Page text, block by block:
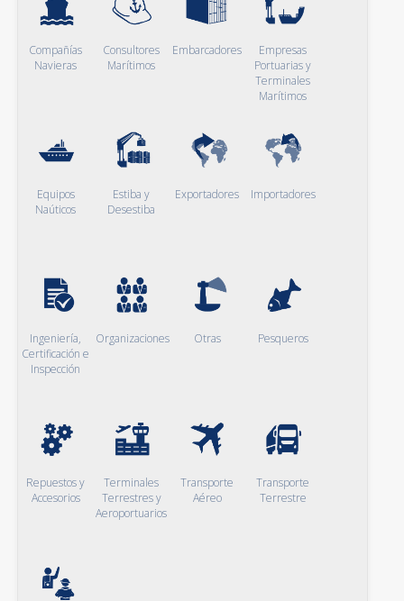
Compañías
Navieras
Consultores
Marítimos
Embarcadores
Empresas
Portuarias y
Terminales
Marítimos
Equipos
Naúticos
Estiba y
Desestiba
Exportadores Importadores
Ingeniería,
Certificación e
Inspección
Organizaciones Otras Pesqueros
Repuestos y
Accesorios
Terminales
Terrestres y
Aeroportuarios
Transporte
Aéreo
Transporte
Terrestre